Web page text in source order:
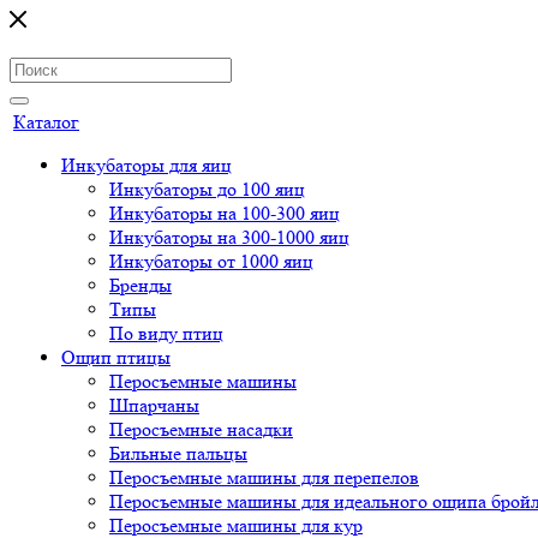
Каталог
Инкубаторы для яиц
Инкубаторы до 100 яиц
Инкубаторы на 100-300 яиц
Инкубаторы на 300-1000 яиц
Инкубаторы от 1000 яиц
Бренды
Типы
По виду птиц
Ощип птицы
Перосъемные машины
Шпарчаны
Перосъемные насадки
Бильные пальцы
Перосъемные машины для перепелов
Перосъемные машины для идеального ощипа
Перосъемные машины для кур